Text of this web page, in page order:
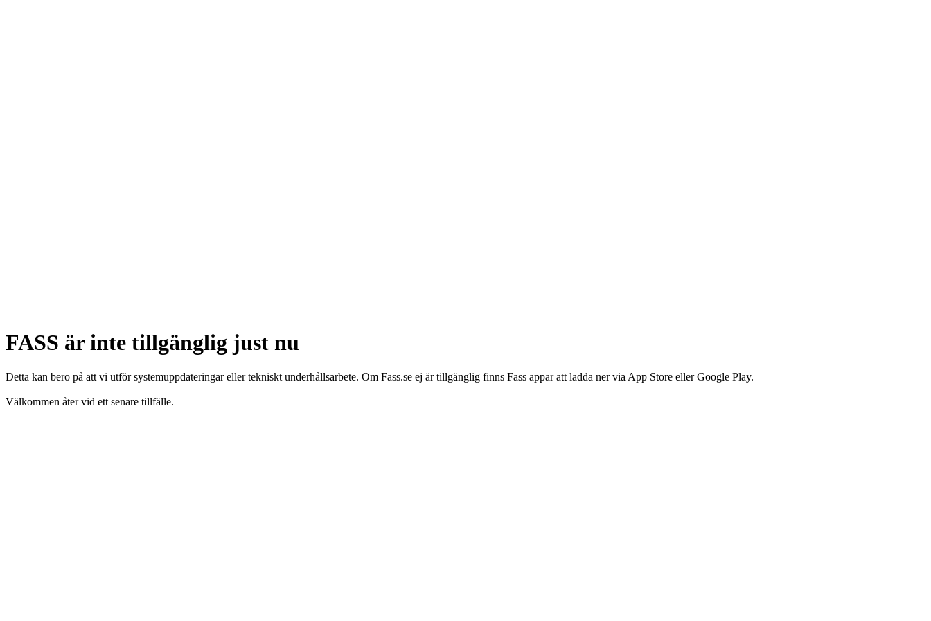
FASS är inte tillgänglig just nu
Detta kan bero på att vi utför systemuppdateringar eller tekniskt underhållsarbete. Om Fass.se ej är tillgänglig finns Fass appar att ladda ner via App Store eller Google Play.
Välkommen åter vid ett senare tillfälle.